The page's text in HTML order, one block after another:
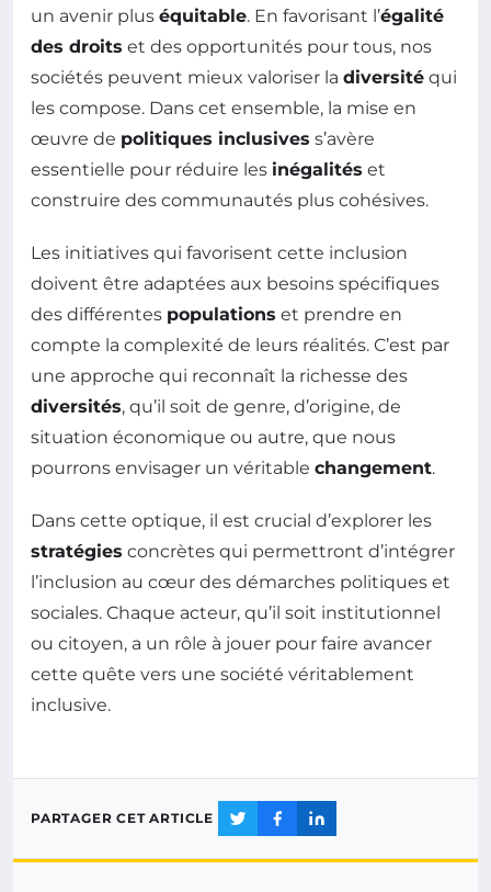
un avenir plus équitable. En favorisant l’égalité
des droits et des opportunités pour tous, nos
sociétés peuvent mieux valoriser la diversité qui
les compose. Dans cet ensemble, la mise en
œuvre de politiques inclusives s’avère
essentielle pour réduire les inégalités et
construire des communautés plus cohésives.
Les initiatives qui favorisent cette inclusion
doivent être adaptées aux besoins spécifiques
des différentes populations et prendre en
compte la complexité de leurs réalités. C’est par
une approche qui reconnaît la richesse des
diversités, qu’il soit de genre, d’origine, de
situation économique ou autre, que nous
pourrons envisager un véritable changement.
Dans cette optique, il est crucial d’explorer les
stratégies concrètes qui permettront d’intégrer
l’inclusion au cœur des démarches politiques et
sociales. Chaque acteur, qu’il soit institutionnel
ou citoyen, a un rôle à jouer pour faire avancer
cette quête vers une société véritablement
inclusive.
PARTAGER CET ARTICLE